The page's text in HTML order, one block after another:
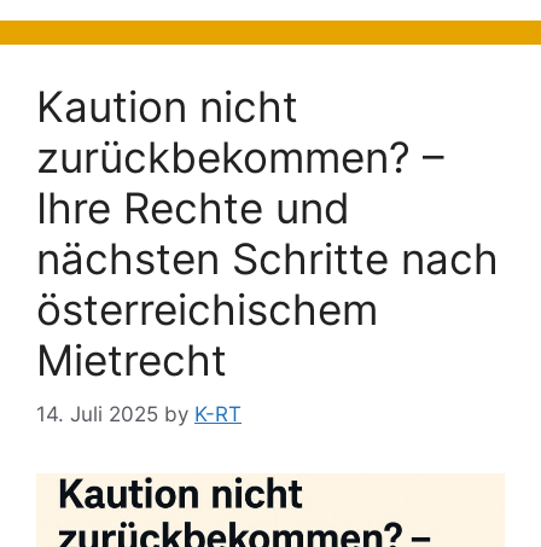
Kaution nicht
zurückbekommen? –
Ihre Rechte und
nächsten Schritte nach
österreichischem
Mietrecht
14. Juli 2025 by K-RT